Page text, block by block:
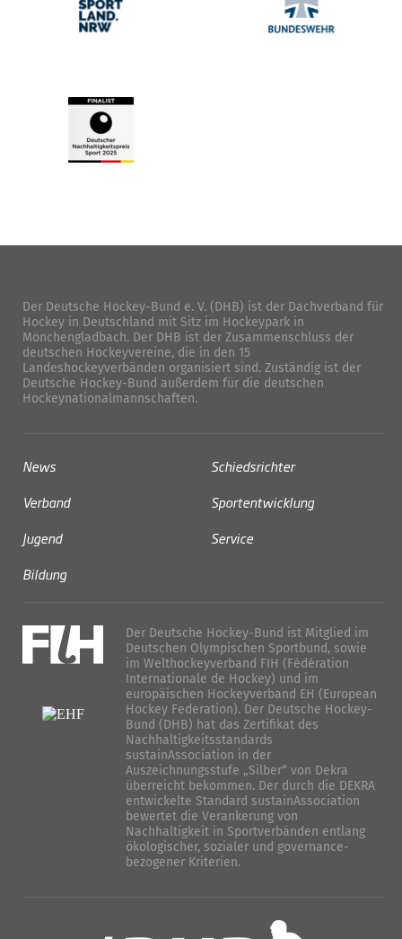
Der Deutsche Hockey-Bund e. V. (DHB) ist der Dachverband für
Hockey in Deutschland mit Sitz im Hockeypark in
Mönchengladbach. Der DHB ist der Zusammenschluss der
deutschen Hockeyvereine, die in den 15
Landeshockeyverbänden organisiert sind. Zuständig ist der
Deutsche Hockey-Bund außerdem für die deutschen
Hockeynationalmannschaften.
News
Verband
Jugend
Bildung
Schiedsrichter
Sportentwicklung
Service
Der Deutsche Hockey-Bund ist Mitglied im
Deutschen Olympischen Sportbund, sowie
im Welthockeyverband FIH (Fédération
Internationale de Hockey) und im
europäischen Hockeyverband EH (European
Hockey Federation). Der Deutsche Hockey-
Bund (DHB) hat das Zertifikat des
Nachhaltigkeitsstandards
sustainAssociation in der
Auszeichnungsstufe „Silber“ von Dekra
überreicht bekommen. Der durch die DEKRA
entwickelte Standard sustainAssociation
bewertet die Verankerung von
Nachhaltigkeit in Sportverbänden entlang
ökologischer, sozialer und governance-
bezogener Kriterien.